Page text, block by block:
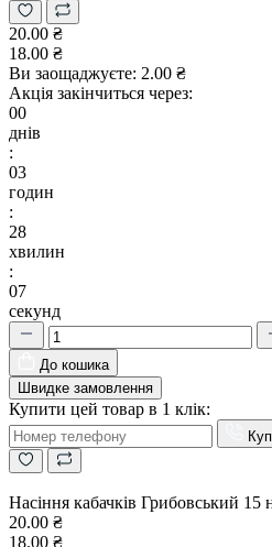
20.00 ₴
18.00 ₴
Ви заощаджуєте: 2.00 ₴
Акція закінчиться через:
00
днів
:
03
годин
:
28
хвилин
:
06
секунд
До кошика
Швидке замовлення
Купити цей товар в 1 клік:
Насіння кабачків Грибовський 15
20.00 ₴
18.00 ₴